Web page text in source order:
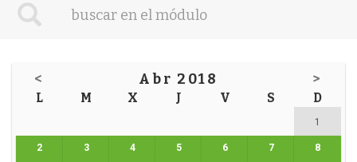
< Abr 2018 >
L M X J V S D
1
2 3 4 5 6 7 8